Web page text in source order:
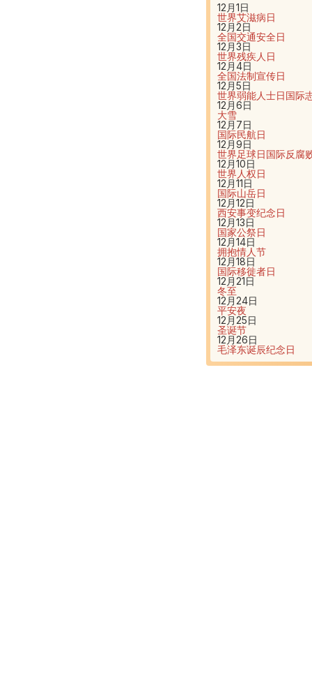
12月1日
世界艾滋病日
12月2日
全国交通安全日
12月3日
世界残疾人日
12月4日
全国法制宣传日
12月5日
世界弱能人士日国际
12月6日
大雪
12月7日
国际民航日
12月9日
世界足球日国际反腐
12月10日
世界人权日
12月11日
国际山岳日
12月12日
西安事变纪念日
12月13日
国家公祭日
12月14日
拥抱情人节
12月18日
国际移徙者日
12月21日
冬至
12月24日
平安夜
12月25日
圣诞节
12月26日
毛泽东诞辰纪念日